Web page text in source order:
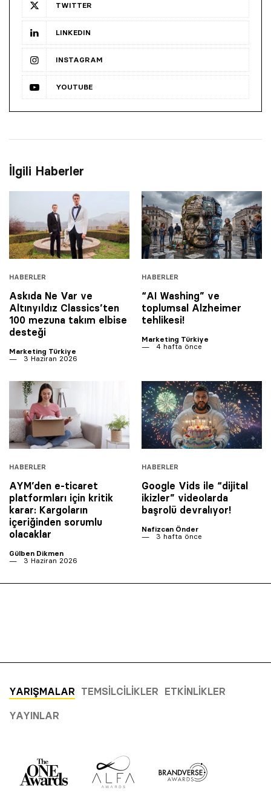
TWITTER
LINKEDIN
INSTAGRAM
YOUTUBE
İlgili Haberler
HABERLER
Askıda Ne Var ve
Altınyıldız Classics’ten
100 mezuna takım elbise
desteği
Marketing Türkiye
3 Haziran 2026
HABERLER
“AI Washing” ve
toplumsal Alzheimer
tehlikesi!
Marketing Türkiye
4 hafta önce
HABERLER
AYM’den e-ticaret
platformları için kritik
karar: Kargoların
içeriğinden sorumlu
olacaklar
Gülben Dikmen
3 Haziran 2026
HABERLER
Google Vids ile “dijital
ikizler” videolarda
başrolü devralıyor!
Nafizcan Önder
3 hafta önce
YARIŞMALAR TEMSILCILIKLER ETKINLIKLER
YAYINLAR